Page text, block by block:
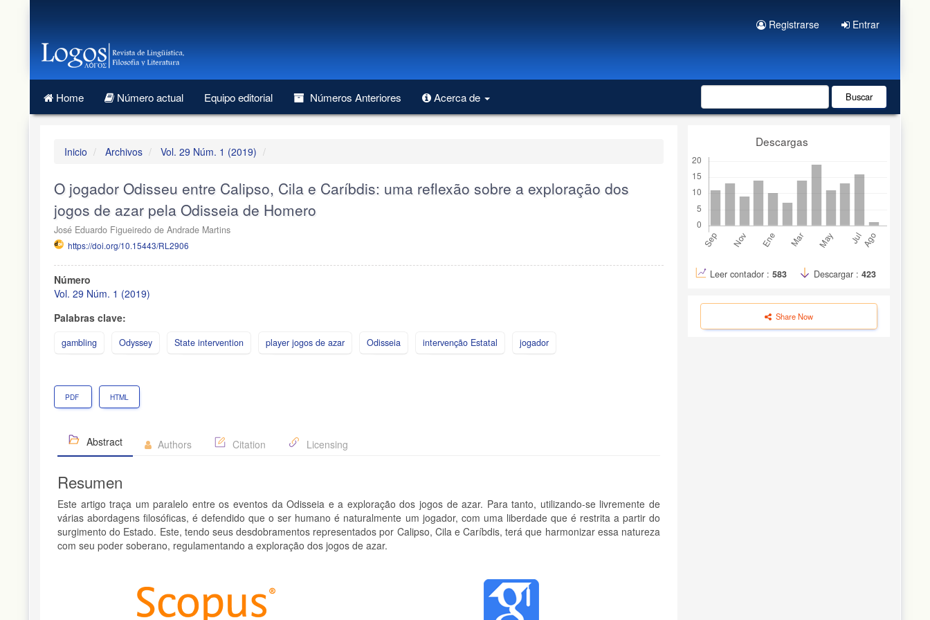
contenido
Navegación
Principal
Registrarse Entrar
Home Número actual Equipo editorial Números Anteriores Acerca de Buscar
Inicio Archivos Vol. 29 Núm. 1 (2019)
O jogador Odisseu entre Calipso, Cila e Caríbdis: uma reflexão sobre a exploração dos
jogos de azar pela Odisseia de Homero
José Eduardo Figueiredo de Andrade Martins
https://doi.org/10.15443/RL2906
Barra
lateral
del
Número
Vol. 29 Núm. 1 (2019)
Palabras clave:
gambling Odyssey State intervention player jogos de azar Odisseia intervenção Estatal jogador
PDF HTML
Abstract Authors Citation Licensing
Resumen
Este artigo traça um paralelo entre os eventos da Odisseia e a exploração dos jogos de azar. Para tanto, utilizando-se livremente de
várias abordagens filosóficas, é defendido que o ser humano é naturalmente um jogador, com uma liberdade que é restrita a partir do
surgimento do Estado. Este, tendo seus desdobramentos representados por Calipso, Cila e Caríbdis, terá que harmonizar essa natureza
com seu poder soberano, regulamentando a exploração dos jogos de azar.
Descargas
Leer contador : 583 Descargar : 423
Share Now